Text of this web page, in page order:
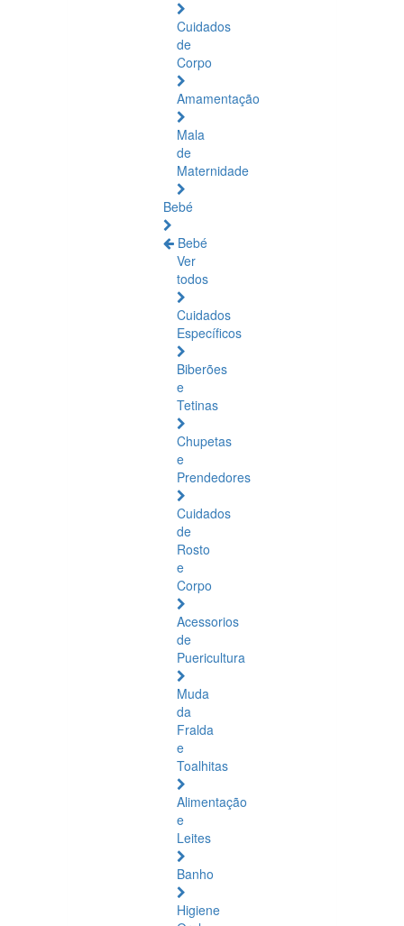
Cuidados
de
Corpo
Amamentação
Mala
de
Maternidade
Bebé
Bebé
Ver
todos
Cuidados
Específicos
Biberões
e
Tetinas
Chupetas
e
Prendedores
Cuidados
de
Rosto
e
Corpo
Acessorios
de
Puericultura
Muda
da
Fralda
e
Toalhitas
Alimentação
e
Leites
Banho
Higiene